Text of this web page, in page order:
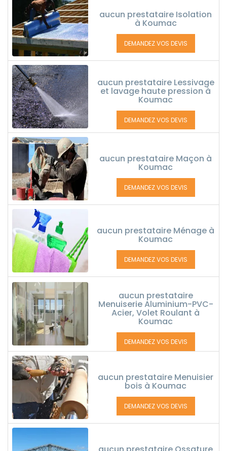
aucun prestataire Isolation
à Koumac
DEMANDEZ VOS DEVIS
aucun prestataire Lessivage
et lavage haute pression à
Koumac
DEMANDEZ VOS DEVIS
aucun prestataire Maçon à
Koumac
DEMANDEZ VOS DEVIS
aucun prestataire Ménage à
Koumac
DEMANDEZ VOS DEVIS
aucun prestataire
Menuiserie Aluminium-PVC-
Acier, Volet Roulant à
Koumac
DEMANDEZ VOS DEVIS
aucun prestataire Menuisier
bois à Koumac
DEMANDEZ VOS DEVIS